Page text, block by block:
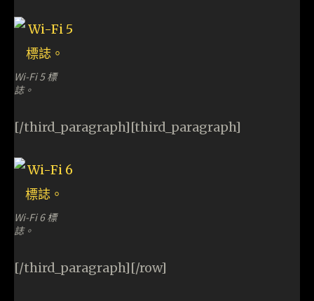
Wi-Fi 5 標
誌。
[/third_paragraph][third_paragraph]
Wi-Fi 6 標
誌。
[/third_paragraph][/row]